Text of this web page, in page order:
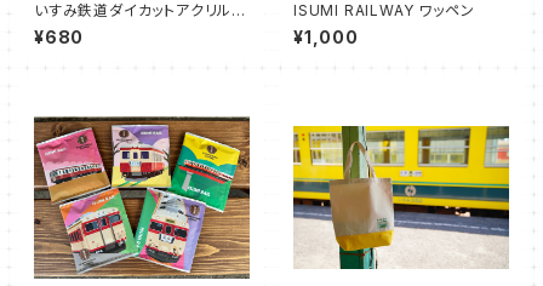
いすみ鉄道ダイカットアクリルキ
ーホルダー
¥680
ISUMI RAILWAY ワッペン
¥1,000